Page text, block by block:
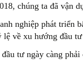
chúng ta đã vận
nghiệp phát triển
lệ về xu hướng đầu
tư ngày càng